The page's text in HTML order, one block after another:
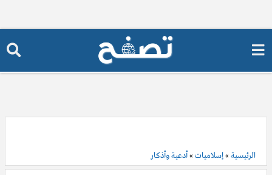
الرئيسية »إسلاميات »أدعية وأذكار